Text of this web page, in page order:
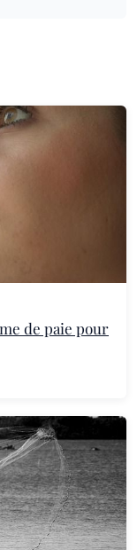
de paie pour